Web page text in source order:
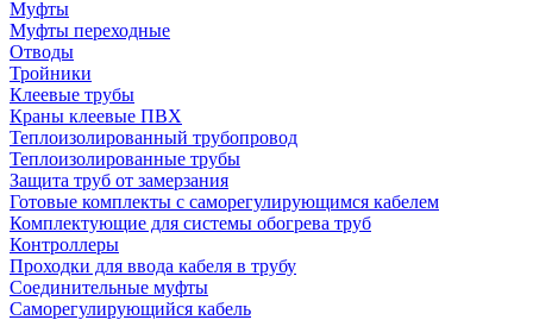
Муфты
Муфты переходные
Отводы
Тройники
Клеевые трубы
Краны клеевые ПВХ
Теплоизолированный трубопровод
Теплоизолированные трубы
Защита труб от замерзания
Готовые комплекты с саморегулирующимся кабелем
Комплектующие для системы обогрева труб
Контроллеры
Проходки для ввода кабеля в трубу
Соединительные муфты
Саморегулирующийся кабель